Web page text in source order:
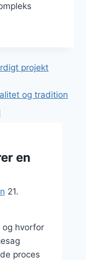
projekt
og tradition
en
21.
og hvorfor
proces